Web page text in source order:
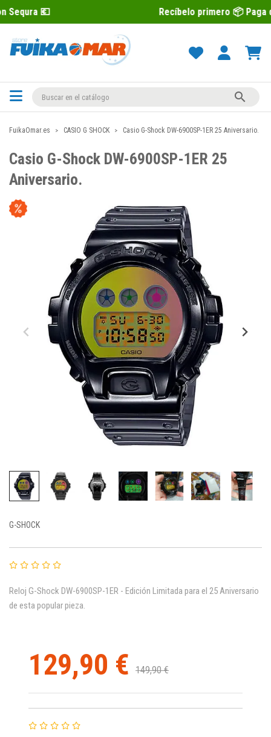
Recíbelo primero 📦 Paga después con

FuikaOmar.es CASIO G SHOCK Casio G-Shock DW-6900SP-1ER 25 Aniversario.
Casio G-Shock DW-6900SP-1ER 25
Aniversario.
G-SHOCK
Reloj G-Shock DW-6900SP-1ER - Edición Limitada para el 25 Aniversario
de esta popular pieza.
129,90 € 149,90 €